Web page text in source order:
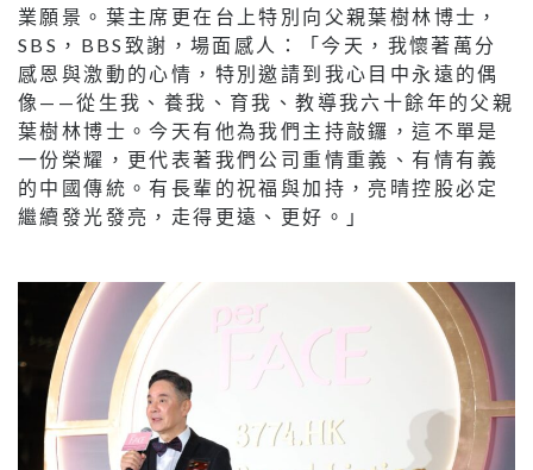
業願景。葉主席更在台上特別向父親葉樹林博士，
SBS，BBS致謝，場面感人：「今天，我懷著萬分
感恩與激動的心情，特別邀請到我心目中永遠的偶
像——從生我、養我、育我、教導我六十餘年的父親
葉樹林博士。今天有他為我們主持敲鑼，這不單是
一份榮耀，更代表著我們公司重情重義、有情有義
的中國傳統。有長輩的祝福與加持，亮晴控股必定
繼續發光發亮，走得更遠、更好。」